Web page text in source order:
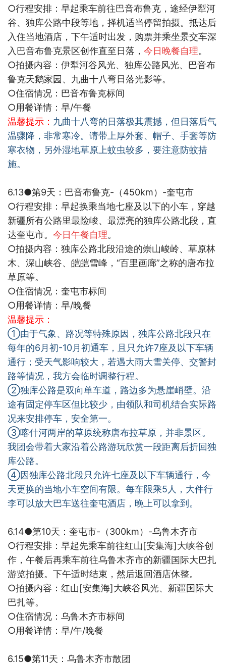
○行程安排：早起乘车前往巴音布鲁克，途经伊犁河
谷、独库公路中段等地，择机适当停留拍摄。抵达后
入住当地酒店，下午适时出发，购票并乘坐景交车深
入巴音布鲁克景区创作直至日落， 今日晚餐自理。
○拍摄内容：伊犁河谷风光、独库公路风光、巴音布
鲁克天鹅家园、九曲十八弯日落光影等。
○住宿情况：巴音布鲁克标间
○用餐详情：早/午餐
温馨提示： 九曲十八弯的日落极其震撼，但日落后气
温骤降，非常寒冷。请带上厚外套、帽子、手套等防
寒衣物，另外湿地草原上蚊虫较多，要注意防蚊措
施。
6.13●第9天：巴音布鲁克- （450km） -奎屯市
○行程安排：早起换乘当地七座及以下的小车，穿越
新疆所有公路里最险峻、最漂亮的独库公路北段，直
达奎屯市。 今日午餐自理。
○拍摄内容：独库公路北段沿途的崇山峻岭、草原林
木、深山峡谷、皑皑雪峰，“百里画廊”之称的唐布拉
草原等。
○住宿情况：奎屯市标间
○用餐详情：早/晚餐
温馨提示：
①由于气象、路况等特殊原因，独库公路北段只在
每年的6 月初-10月初通车，且只允许7座及以下车辆
通行；受天气影响较大，若遇大雨大雪关停、交警封
路等情况，我方会临时调整行程。
②独库公路是双向单车道，路边多为悬崖峭壁。沿
途有固定停车区但比较少，由领队和司机结合实际路
况来安排停车，安全第一。
③喀什河两岸的草原统称唐布拉草原，并非景区。
我团会带着大家沿着公路游玩欣赏一段距离后折回独
库公路。
④因独库公路北段只允许七座及以下车辆通行，今
天更换的当地小车空间有限。每车限乘5 人，大件行
李可以放大巴车送往奎屯酒店，晚上可以拿到。
6.14●第10天：奎屯市- （300km） -乌鲁木齐市
○行程安排：早起先乘车前往红山[安集海]大峡谷创
作，午餐后再乘车前往乌鲁木齐市的新疆国际大巴扎
游览拍摄。下午适时结束，然后返回酒店休整。
○拍摄内容：红山[安集海]大峡谷风光、新疆国际大
巴扎等。
○住宿情况：乌鲁木齐市标间
○用餐详情：早/午/晚餐
6.15●第11天：乌鲁木齐市散团